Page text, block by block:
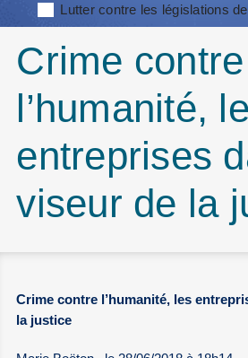
Lutter contre les législations
Crime contre
l’humanité,
entreprises
viseur de la
Crime contre l’humanité, les
la justice